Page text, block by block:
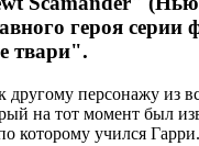
героя серии
твари".
другому персонажу из
на тот момент был
которому учился